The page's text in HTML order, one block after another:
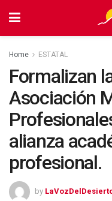
Home ESTATAL
Formalizan
Asociación
alianza
profesional.
by